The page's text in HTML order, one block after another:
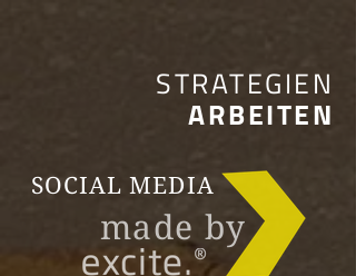
STRATEGIEN
ARBEITEN
SOCIAL MEDIA
made by